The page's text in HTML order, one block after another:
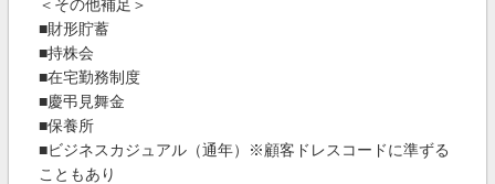
＜その他補足＞
■財形貯蓄
■持株会
■在宅勤務制度
■慶弔見舞金
■保養所
■ビジネスカジュアル（通年）※顧客ドレスコードに準ずる
こともあり